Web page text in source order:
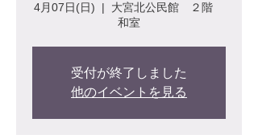
4月07日(日)
  |
大宮北公民館 ２階
和室
受付が終了しました
他のイベントを見る